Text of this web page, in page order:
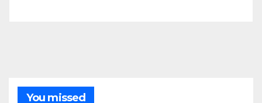
You missed